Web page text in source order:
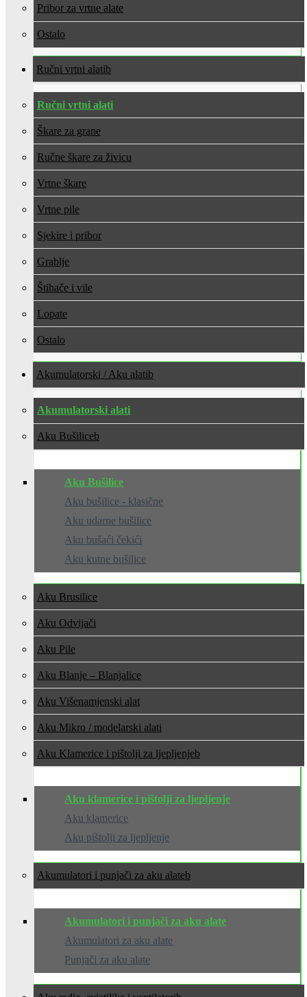
Pribor za vrtne alate
Ostalo
Ručni vrtni alati
Ručni vrtni alati
Škare za grane
Ručne škare za živicu
Vrtne škare
Vrtne pile
Sjekire i pribor
Grablje
Štihače i vile
Lopate
Ostalo
Akumulatorski / Aku alati
Akumulatorski alati
Aku Bušilice
Aku Bušilice
Aku bušilice - klasične
Aku udarne bušilice
Aku bušaći čekići
Aku kutne bušilice
Aku Brusilice
Aku Odvijači
Aku Pile
Aku Blanje – Blanjalice
Aku Višenamjenski alat
Aku Mikro / modelarski alati
Aku Klamerice i pištolji za ljepljenje
Aku klamerice i pištolji za ljepljenje
Aku klamerice
Aku pištolji za ljepljenje
Akumulatori i punjači za aku alate
Akumulatori i punjači za aku alate
Akumulatori za aku alate
Punjači za aku alate